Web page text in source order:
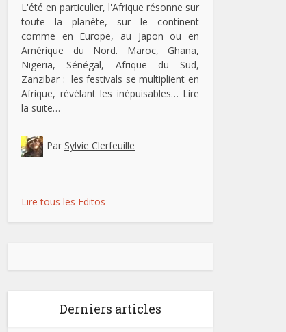
L'été en particulier, l'Afrique résonne sur
toute la planète, sur le continent
comme en Europe, au Japon ou en
Amérique du Nord. Maroc, Ghana,
Nigeria, Sénégal, Afrique du Sud,
Zanzibar : les festivals se multiplient en
Afrique, révélant les inépuisables… Lire
la suite…
Par Sylvie Clerfeuille
Lire tous les Editos
Derniers articles